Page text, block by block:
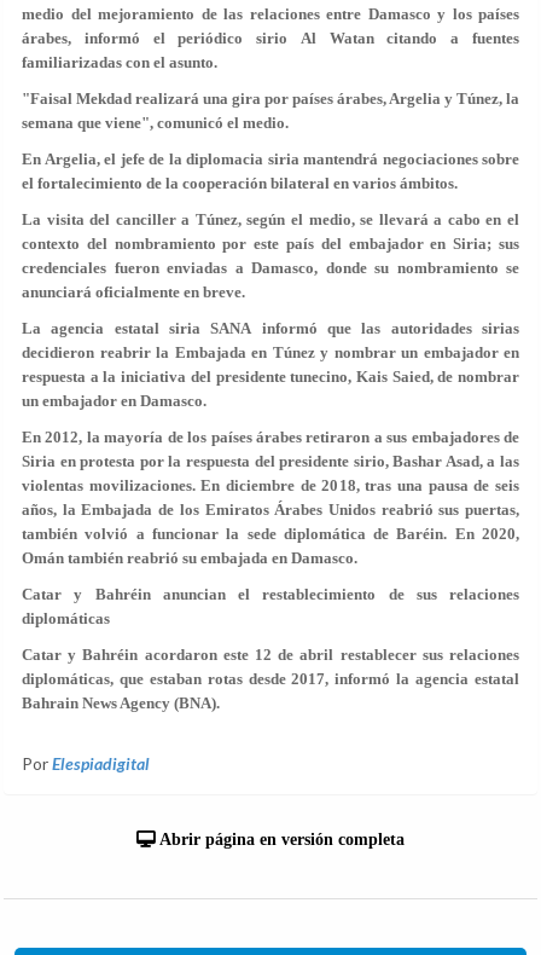
medio del mejoramiento de las relaciones entre Damasco y los países
árabes, informó el periódico sirio Al Watan citando a fuentes
familiarizadas con el asunto.
"Faisal Mekdad realizará una gira por países árabes, Argelia y Túnez, la
semana que viene", comunicó el medio.
En Argelia, el jefe de la diplomacia siria mantendrá negociaciones sobre
el fortalecimiento de la cooperación bilateral en varios ámbitos.
La visita del canciller a Túnez, según el medio, se llevará a cabo en el
contexto del nombramiento por este país del embajador en Siria; sus
credenciales fueron enviadas a Damasco, donde su nombramiento se
anunciará oficialmente en breve.
La agencia estatal siria SANA informó que las autoridades sirias
decidieron reabrir la Embajada en Túnez y nombrar un embajador en
respuesta a la iniciativa del presidente tunecino, Kais Saied, de nombrar
un embajador en Damasco.
En 2012, la mayoría de los países árabes retiraron a sus embajadores de
Siria en protesta por la respuesta del presidente sirio, Bashar Asad, a las
violentas movilizaciones. En diciembre de 2018, tras una pausa de seis
años, la Embajada de los Emiratos Árabes Unidos reabrió sus puertas,
también volvió a funcionar la sede diplomática de Baréin. En 2020,
Omán también reabrió su embajada en Damasco.
Catar y Bahréin anuncian el restablecimiento de sus relaciones
diplomáticas
Catar y Bahréin acordaron este 12 de abril restablecer sus relaciones
diplomáticas, que estaban rotas desde 2017, informó la agencia estatal
Bahrain News Agency (BNA).
PorElespiadigital
Abrir página en versión completa